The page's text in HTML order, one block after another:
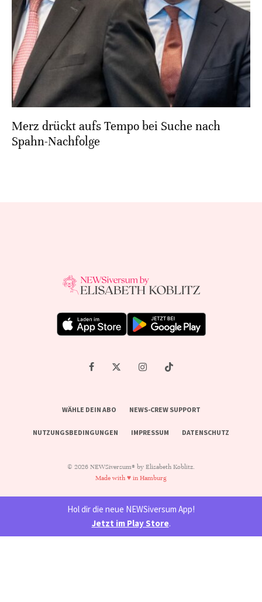
Merz drückt aufs Tempo bei Suche nach
Spahn-Nachfolge
WÄHLE DEIN ABO NEWS-CREW SUPPORT
NUTZUNGSBEDINGUNGEN IMPRESSUM DATENSCHUTZ
© 2026 NEWSiversum® by Elisabeth Koblitz.
Made with ♥ in Hamburg
Hol dir die neue NEWSiversum App!
Jetzt im Play Store.